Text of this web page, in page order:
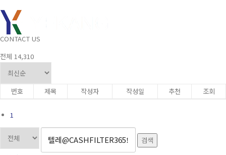
CONTACT US
전체 14,310
번호 제목 작성자 작성일 추천 조회
1
검색